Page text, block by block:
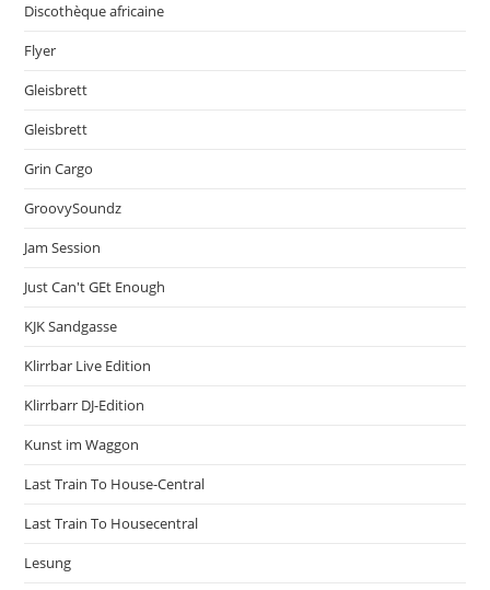
Discothèque africaine
Flyer
Gleisbrett
Gleisbrett
Grin Cargo
GroovySoundz
Jam Session
Just Can't GEt Enough
KJK Sandgasse
Klirrbar Live Edition
Klirrbarr DJ-Edition
Kunst im Waggon
Last Train To House-Central
Last Train To Housecentral
Lesung